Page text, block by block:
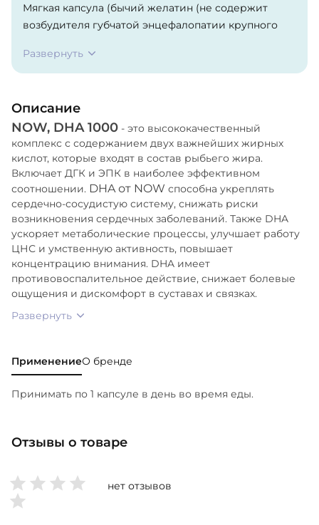
Мягкая капсула (бычий желатин (не содержит
возбудителя губчатой энцефалопатии крупного
токоферол (из подсолнечного масла). Содержит
рыбу (анчоусы, тунец).
Развернуть
Описание
NOW, DHA 1000 - это высококачественный
комплекс с содержанием двух важнейших жирных
кислот, которые входят в состав рыбьего жира.
Включает ДГК и ЭПК в наиболее эффективном
соотношении. DHA от NOW способна укреплять
сердечно-сосудистую систему, снижать риски
возникновения сердечных заболеваний. Также DHA
ускоряет метаболические процессы, улучшает работу
ЦНС и умственную активность, повышает
концентрацию внимания. DHA имеет
противовоспалительное действие, снижает болевые
ощущения и дискомфорт в суставах и связках.
Развернуть
ПрименениеО бренде
Принимать по 1 капсуле в день во время еды.
Отзывы о товаре
нет отзывов